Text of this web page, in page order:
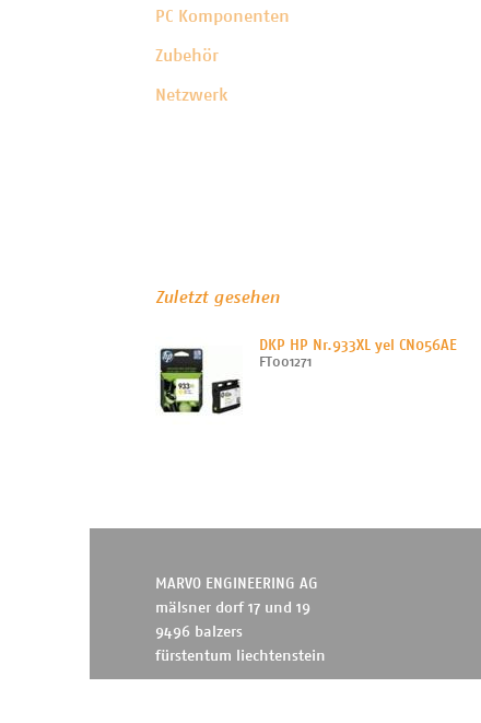
PC Komponenten
Zubehör
Netzwerk
Zuletzt gesehen
DKP HP Nr.933XL yel CN056AE
FT001271
MARVO ENGINEERING AG
mälsner dorf 17 und 19
9496 balzers
fürstentum liechtenstein